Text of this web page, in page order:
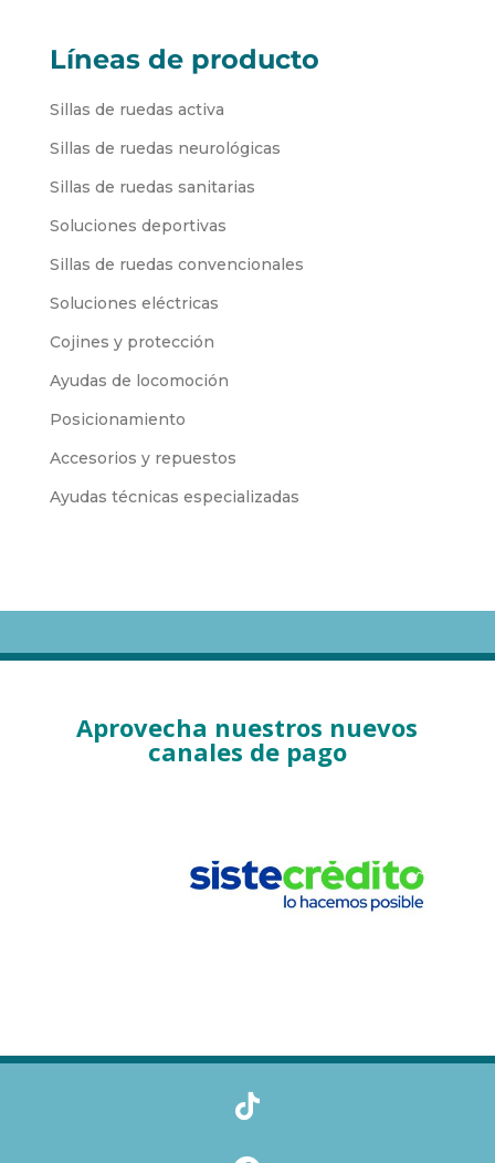
Líneas de producto
Sillas de ruedas activa
Sillas de ruedas neurológicas
Sillas de ruedas sanitarias
Soluciones deportivas
Sillas de ruedas convencionales
Soluciones eléctricas
Cojines y protección
Ayudas de locomoción
Posicionamiento
Accesorios y repuestos
Ayudas técnicas especializadas
Aprovecha nuestros nuevos
canales de pago
